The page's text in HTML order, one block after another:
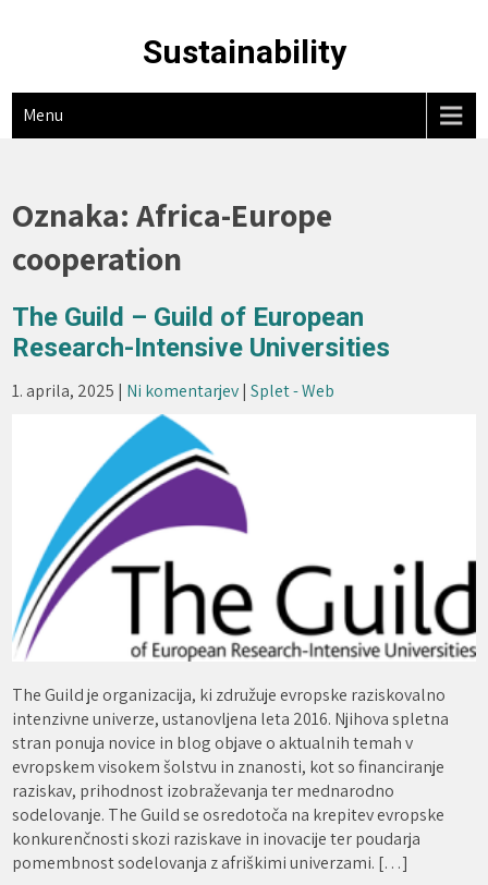
Sustainability
Menu
Oznaka:Africa-Europe
cooperation
The Guild – Guild of European
Research-Intensive Universities
1. aprila, 2025 | Ni komentarjev|Splet - Web
The Guild je organizacija, ki združuje evropske raziskovalno
intenzivne univerze, ustanovljena leta 2016. Njihova spletna
stran ponuja novice in blog objave o aktualnih temah v
evropskem visokem šolstvu in znanosti, kot so financiranje
raziskav, prihodnost izobraževanja ter mednarodno
sodelovanje. The Guild se osredotoča na krepitev evropske
konkurenčnosti skozi raziskave in inovacije ter poudarja
pomembnost sodelovanja z afriškimi univerzami. […]